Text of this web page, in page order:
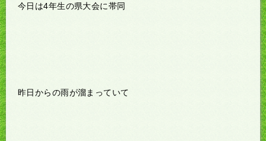
今日は4年生の県大会に帯同
昨日からの雨が溜まっていて